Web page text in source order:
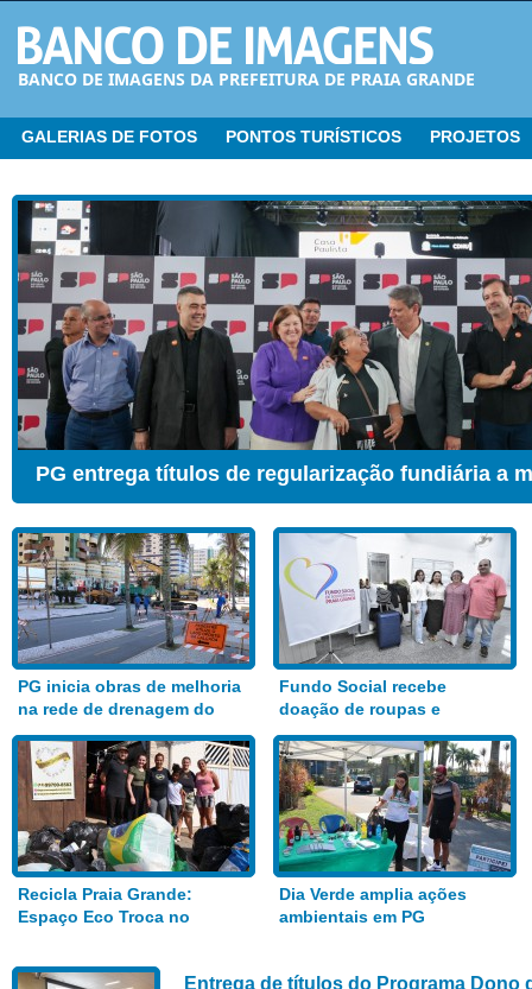
BANCO DE IMAGENS DA PREFEITURA DE PRAIA GRANDE
GALERIAS DE FOTOS PONTOS TURÍSTICOS PROJETOS
CER ganha Sala de Estimulação Sensorial
PG inicia obras de melhoria
na rede de drenagem do
Bairro Aviação
Fundo Social recebe
doação de roupas e
alimentos
Recicla Praia Grande:
Espaço Eco Troca no
Dia Verde amplia ações
ambientais em PG
Entrega de títulos do Programa Dono